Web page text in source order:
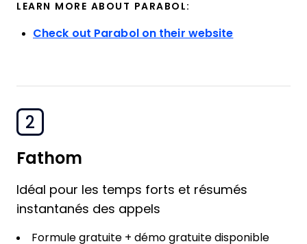
LEARN MORE ABOUT PARABOL:
Check out Parabol on their website
2
Fathom
Idéal pour les temps forts et résumés
instantanés des appels
Formule gratuite + démo gratuite disponible